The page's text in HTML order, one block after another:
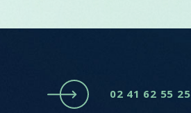
02 41 62 55 25